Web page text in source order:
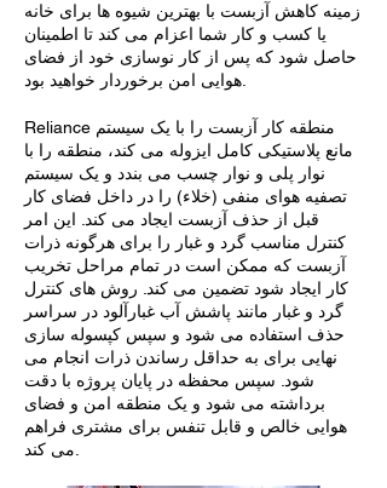
زمینه کاهش آزبست با بهترین شیوه ها برای خانه
یا کسب و کار شما اعزام می کند تا اطمینان
حاصل شود که پس از کار نوسازی خود از فضای
Reliance منطقه کار آزبست را با یک سیستم
مانع پلاستیکی کامل ایزوله می کند، منطقه را با
نوار پلی و نوار چسب می بندد و یک سیستم
تصفیه هوای منفی (خلاء) را در داخل فضای کار
قبل از حذف آزبست ایجاد می کند. این امر
کنترل مناسب گرد و غبار را برای هرگونه ذرات
آزبست که ممکن است در تمام مراحل تخریب
کار ایجاد شود تضمین می کند. روش های کنترل
گرد و غبار مانند پاشش آب غبارآلود در سراسر
حذف استفاده می شود و سپس کپسوله سازی
نهایی برای به حداقل رساندن ذرات انجام می
شود. سپس محفظه در پایان پروژه با دقت
برداشته می شود و یک منطقه امن و فضای
هوایی خالص و قابل تنفس برای مشتری فراهم